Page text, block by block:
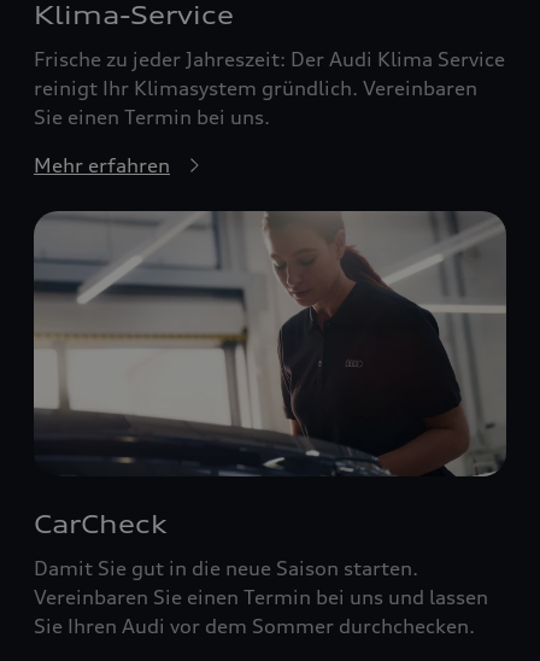
Klima-Service
Frische zu jeder Jahreszeit: Der Audi Klima Service
reinigt Ihr Klimasystem gründlich. Vereinbaren
Sie einen Termin bei uns.
Mehr erfahren
CarCheck
Damit Sie gut in die neue Saison starten.
Vereinbaren Sie einen Termin bei uns und lassen
Sie Ihren Audi vor dem Sommer durchchecken.